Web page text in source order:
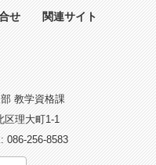
せ 関連サイト
教学資格課
区理大町1-1
086-256-8583